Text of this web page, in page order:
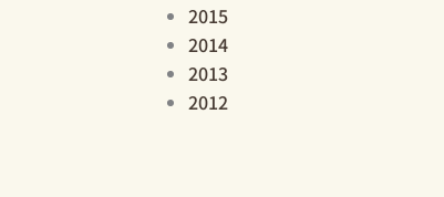
2015
2014
2013
2012